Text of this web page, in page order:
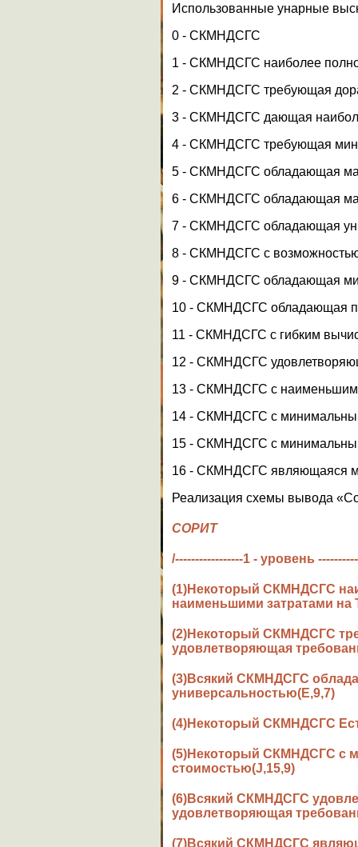
Использованные унарные
0 - СКМНДСГС
1 - СКМНДСГС наиболее
2 - СКМНДСГС требующая
3 - СКМНДСГС дающая
4 - СКМНДСГС требующая
5 - СКМНДСГС обладающая
6 - СКМНДСГС обладающая
7 - СКМНДСГС обладающая
8 - СКМНДСГС с
9 - СКМНДСГС обладающая
10 - СКМНДСГС обладающая
11 - СКМНДСГС с гибким
12 - СКМНДСГС
13 - СКМНДСГС с
14 - СКМНДСГС с
15 - СКМНДСГС с
16 - СКМНДСГС являющаяся
Реализация схемы вывода
СОРИТ
/-----------------1 - уровень
(1)Некоторый СКМНДСГС
наименьшими затратами на
(2)Некоторый СКМНДСГС
удовлетворяющая
(3)Всякий СКМНДСГС
универсальностью(E,9,7)
(4)Некоторый СКМНДСГС
(5)Некоторый СКМНДСГС с
стоимостью(J,15,9)
(6)Всякий СКМНДСГС
удовлетворяющая
(7)Всякий СКМНДСГС